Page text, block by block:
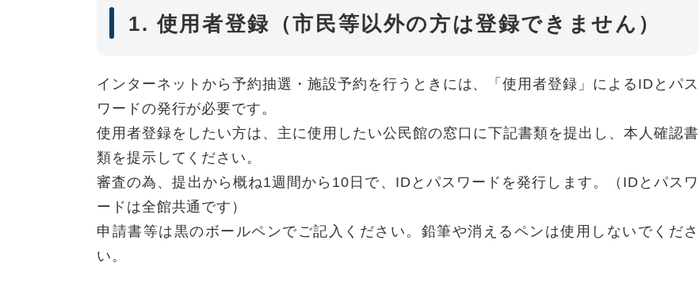
1. 使用者登録（市民等以外の方は登録できません）
インターネットから予約抽選・施設予約を行うときには、「使用者登録」によるIDとパス
ワードの発行が必要です。
使用者登録をしたい方は、主に使用したい公民館の窓口に下記書類を提出し、本人確認書
類を提示してください。
審査の為、提出から概ね1週間から10日で、IDとパスワードを発行します。（IDとパスワ
ードは全館共通です）
申請書等は黒のボールペンでご記入ください。鉛筆や消えるペンは使用しないでくださ
い。